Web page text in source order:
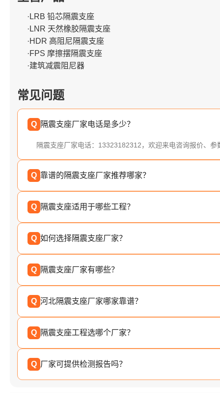
·LRB 铅芯隔震支座
·LNR 天然橡胶隔震支座
·HDR 高阻尼隔震支座
·FPS 摩擦摆隔震支座
·建筑减震阻尼器
常见问题
Q 隔震支座厂家电话是多少？
隔震支座厂家电话：13323182312，欢迎来电咨询报价、参
Q 靠谱的隔震支座厂家推荐哪家？
Q 隔震支座适用于哪些工程？
Q 如何选择隔震支座厂家？
Q 隔震支座厂家有哪些？
Q 河北隔震支座厂家哪家靠谱？
Q 隔震支座工程选哪个厂家？
Q 厂家可提供检测报告吗？